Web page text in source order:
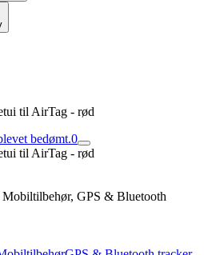
til AirTag - rød
bedømt.0
til AirTag - rød
GPS & Bluetooth